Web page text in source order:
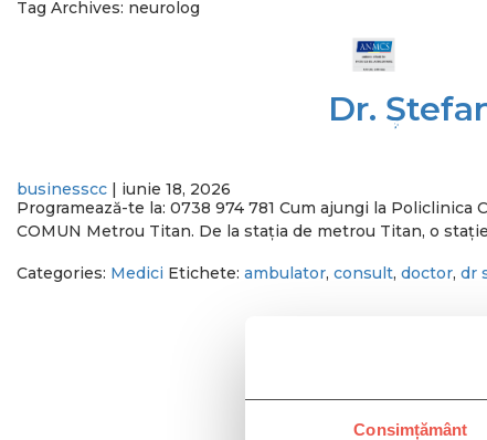
Consimțământ
SERVICII BENEFICII
Tag Archives: neurolog
Dr.
businesscc | iunie 18, 2026
Programează-te la: 0738 974 781 Cum ajungi la Policlinica
COMUN Metrou Titan. De la stația de metrou Titan, o
Categories: Medici Etichete: ambulator, consult, doctor, dr
Dr.